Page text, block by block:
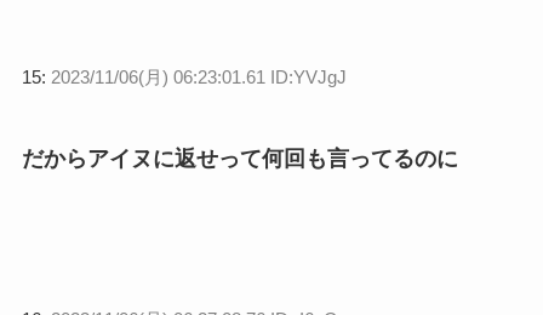
15: 2023/11/06(月) 06:23:01.61 ID:YVJgJ
だからアイヌに返せって何回も言ってるのに